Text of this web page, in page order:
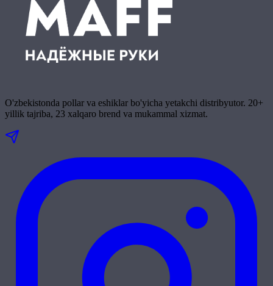
O'zbekistonda pollar va eshiklar bo'yicha yetakchi distribyutor. 20+
yillik tajriba, 23 xalqaro brend va mukammal xizmat.